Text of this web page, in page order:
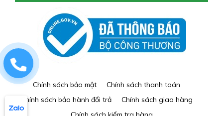
Chính sách bảo mật
Chính sách thanh toán
Chính sách bảo hành đổi trả
Chính sách giao hàng
0829884477